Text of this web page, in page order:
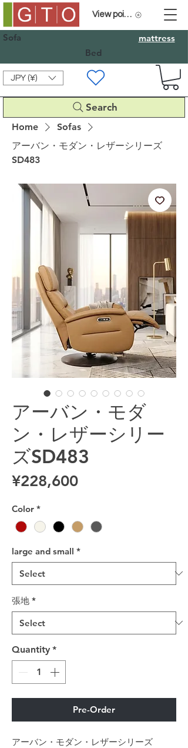
Sofa
mattress
Bed
JPY (¥)
Search
View points
Home
Sofas
アーバン・モダン・レザーシリーズ
SD483
アーバン・モダ
ン・レザーシリー
ズSD483
¥228,600Price
Color *
large and small *
張地 *
Quantity *
Pre-Order
アーバン・モダン・レザーシリーズ